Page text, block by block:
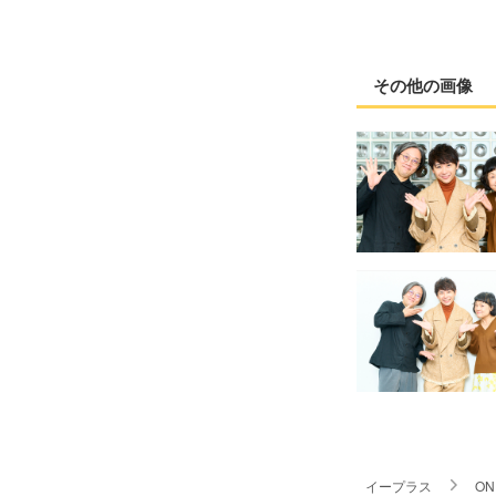
その他の画像
イープラス